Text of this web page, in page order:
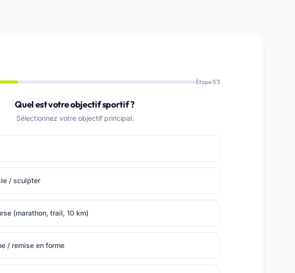
Étape 1/3
Quel est votre objectif sportif ?
Sélectionnez votre objectif principal.
/ sculpter
(marathon, trail, 10 km)
/ remise en forme